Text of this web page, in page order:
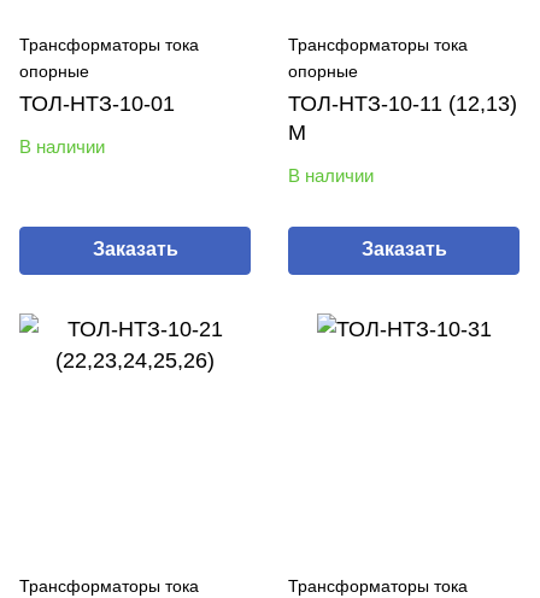
Трансформаторы тока
опорные
ТОЛ-НТЗ-10-01
В наличии
Заказать
Трансформаторы тока
опорные
ТОЛ-НТЗ-10-11 (12,13)
М
В наличии
Заказать
Трансформаторы тока
Трансформаторы тока